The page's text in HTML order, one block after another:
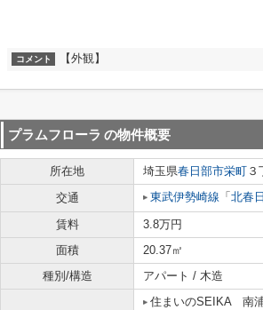
コメント 【外観】
プラムフローラ の物件概要
所在地 埼玉県春日部市栄町 ３
交通
東武伊勢崎線 「 北春
賃料 3.8万円
面積
20.37㎡
種別/構造
アパート / 木造
住まいのSEIKA 南